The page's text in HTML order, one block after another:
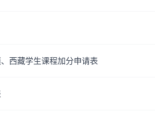
西藏学生课程加分申请表